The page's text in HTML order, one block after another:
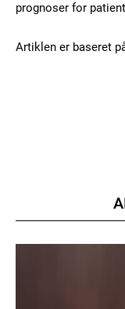
prognoser for
Artiklen er baseret